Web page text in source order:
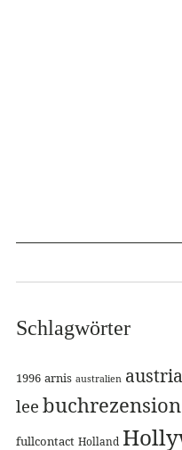
Schlagwörter
1996 arnis australien austria
lee buchrezension
fullcontact Holland